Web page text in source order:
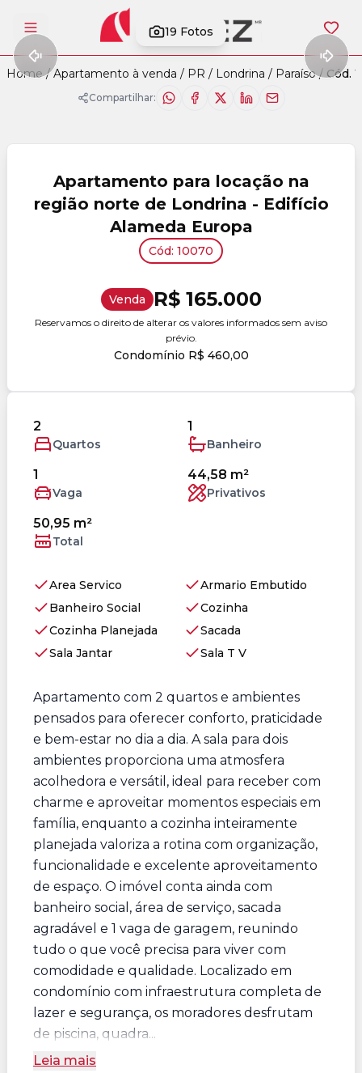
Abrir menu 19 Fotos
Home / Apartamento à venda / PR / Londrina / Paraíso / Cód.
Compartilhar:
Apartamento para locação na
região norte de Londrina - Edifício
Alameda Europa
Cód: 10070
Venda R$ 165.000
Reservamos o direito de alterar os valores informados sem aviso
prévio.
Condomínio R$ 460,00
2
Quartos
1
Banheiro
1
Vaga
44,58 m²
Privativos
50,95 m²
Total
Area Servico
Armario Embutido
Banheiro Social
Cozinha
Cozinha Planejada
Sacada
Sala Jantar
Sala T V
Apartamento com 2 quartos e ambientes
pensados para oferecer conforto, praticidade
e bem-estar no dia a dia. A sala para dois
ambientes proporciona uma atmosfera
acolhedora e versátil, ideal para receber com
charme e aproveitar momentos especiais em
família, enquanto a cozinha inteiramente
planejada valoriza a rotina com organização,
funcionalidade e excelente aproveitamento
de espaço. O imóvel conta ainda com
banheiro social, área de serviço, sacada
agradável e 1 vaga de garagem, reunindo
tudo o que você precisa para viver com
comodidade e qualidade. Localizado em
condomínio com infraestrutura completa de
lazer e segurança, os moradores desfrutam
de piscina, quadra...
Leia mais